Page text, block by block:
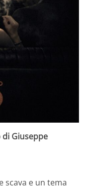
di Giuseppe
scava e un tema